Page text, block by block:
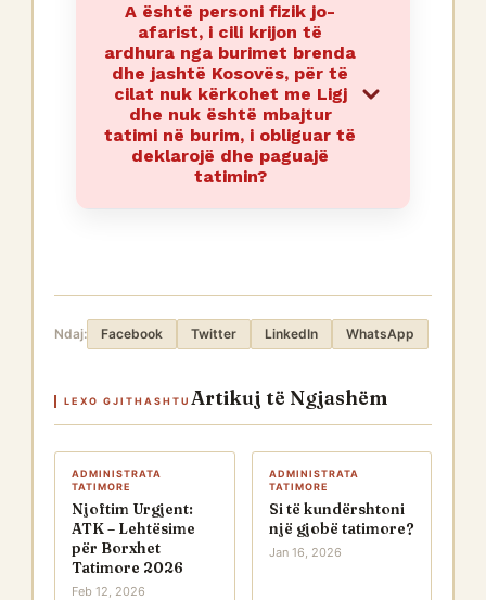
A është personi fizik jo-
afarist, i cili krijon të
ardhura nga burimet brenda
dhe jashtë Kosovës, për të
cilat nuk kërkohet me Ligj
dhe nuk është mbajtur
tatimi në burim, i obliguar të
deklarojë dhe paguajë
tatimin?
Ndaj: Facebook Twitter LinkedIn WhatsApp
LEXO GJITHASHTU Artikuj të Ngjashëm
ADMINISTRATA
TATIMORE
Njoftim Urgjent:
ATK – Lehtësime
për Borxhet
Tatimore 2026
Feb 12, 2026
ADMINISTRATA
TATIMORE
Si të kundërshtoni
një gjobë tatimore?
Jan 16, 2026